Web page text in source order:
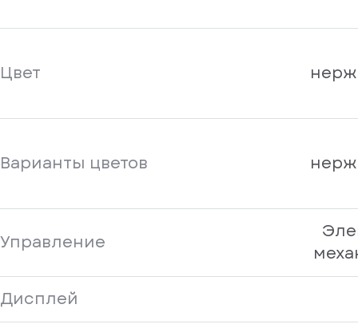
Цвет
Варианты цветов
Управление
Дисплей